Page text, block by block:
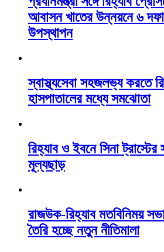
আবাসন খাতের উন্নয়নে ৬
উপস্থাপন
স্বাস্থ্যসেবা সহজলভ্য করতে
হাসপাতালের মধ্যে সমঝোতা
রিহ্যাব ও ইবনে সিনা
মূল্যছাড়
রাজউক-রিহ্যাব মতবিনিময়
তৈরি হচ্ছে নতুন নীতিমালা